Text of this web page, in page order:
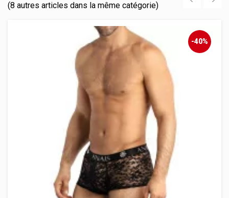
(8 autres articles dans la même catégorie)
-40%